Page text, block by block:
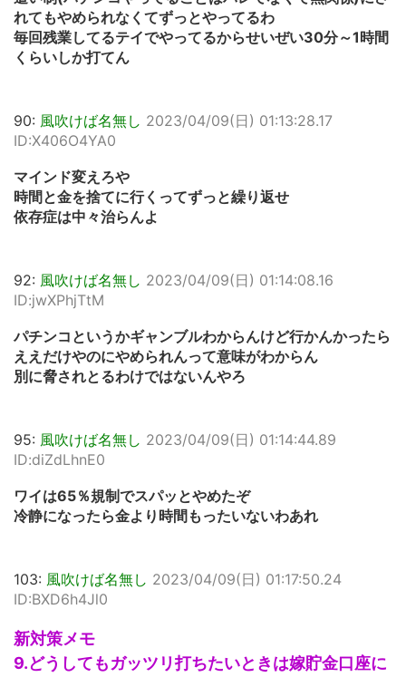
れてもやめられなくてずっとやってるわ
毎回残業してるテイでやってるからせいぜい30分～1時間
くらいしか打てん
90: 風吹けば名無し 2023/04/09(日) 01:13:28.17
ID:X406O4YA0
マインド変えろや
時間と金を捨てに行くってずっと繰り返せ
依存症は中々治らんよ
92: 風吹けば名無し 2023/04/09(日) 01:14:08.16
ID:jwXPhjTtM
パチンコというかギャンブルわからんけど行かんかったら
ええだけやのにやめられんって意味がわからん
別に脅されとるわけではないんやろ
95: 風吹けば名無し 2023/04/09(日) 01:14:44.89
ID:diZdLhnE0
ワイは65％規制でスパッとやめたぞ
冷静になったら金より時間もったいないわあれ
103: 風吹けば名無し 2023/04/09(日) 01:17:50.24
ID:BXD6h4Jl0
新対策メモ
9.どうしてもガッツリ打ちたいときは嫁貯金口座に